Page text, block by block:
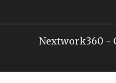
Nextwork360 -